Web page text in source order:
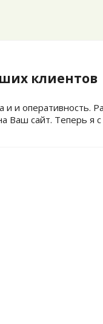
клиентов
и и оперативность.
Ваш сайт. Теперь я